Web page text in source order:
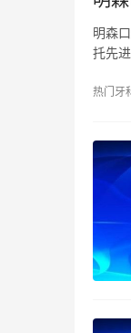
明森
托先
热门牙